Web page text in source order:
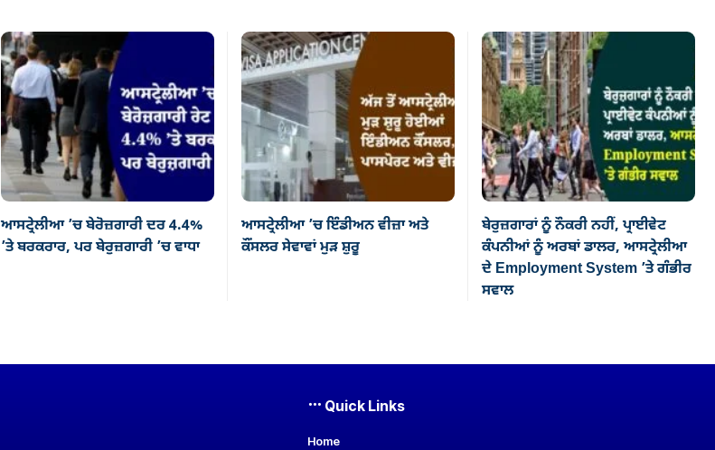
ਆਸਟ੍ਰੇਲੀਆ ’ਚ ਬੇਰੋਜ਼ਗਾਰੀ ਦਰ 4.4%
’ਤੇ ਬਰਕਰਾਰ, ਪਰ ਬੇਰੁਜ਼ਗਾਰੀ ’ਚ ਵਾਧਾ
ਆਸਟ੍ਰੇਲੀਆ ’ਚ ਇੰਡੀਅਨ ਵੀਜ਼ਾ ਅਤੇ
ਕੌਂਸਲਰ ਸੇਵਾਵਾਂ ਮੁੜ ਸ਼ੁਰੂ
ਬੇਰੁਜ਼ਗਾਰਾਂ ਨੂੰ ਨੌਕਰੀ ਨਹੀਂ, ਪ੍ਰਾਈਵੇਟ
ਕੰਪਨੀਆਂ ਨੂੰ ਅਰਬਾਂ ਡਾਲਰ, ਆਸਟ੍ਰੇਲੀਆ
ਦੇ Employment System ’ਤੇ ਗੰਭੀਰ
ਸਵਾਲ
Quick Links
Home